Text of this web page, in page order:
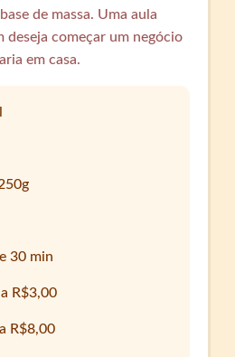
de massa. Uma aula
deseja começar um negócio
em casa.
30 min
R$3,00
R$8,00